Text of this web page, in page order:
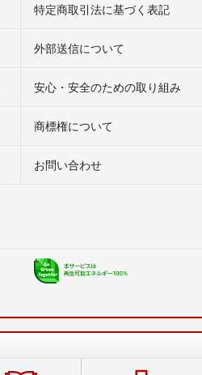
特定商取引法に基づく表記
外部送信について
安心・安全のための取り組み
商標権について
お問い合わせ